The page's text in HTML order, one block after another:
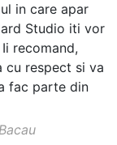
in care apar
Studio iti vor
recomand,
cu respect si va
fac parte din